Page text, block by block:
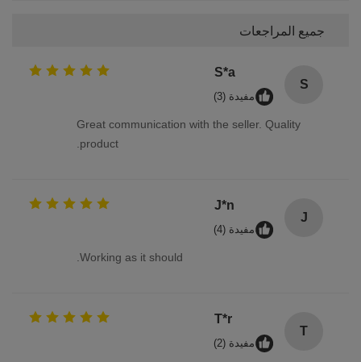
جميع المراجعات
S
S*a
مفيدة (3)
Great communication with the seller. Quality
product.
J
J*n
مفيدة (4)
Working as it should.
T
T*r
مفيدة (2)